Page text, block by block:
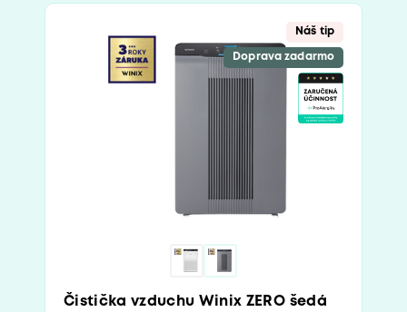
Náš tip
Doprava zadarmo
Čistička vzduchu Winix ZERO šedá